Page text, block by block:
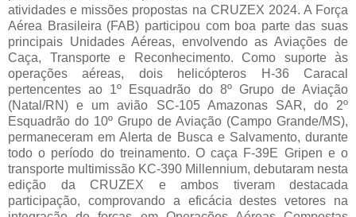
atividades e missões propostas na CRUZEX 2024. A Força
Aérea Brasileira (FAB) participou com boa parte das suas
principais Unidades Aéreas, envolvendo as Aviações de
Caça, Transporte e Reconhecimento. Como suporte às
operações aéreas, dois helicópteros H-36 Caracal
pertencentes ao 1º Esquadrão do 8º Grupo de Aviação
(Natal/RN) e um avião SC-105 Amazonas SAR, do 2º
Esquadrão do 10º Grupo de Aviação (Campo Grande/MS),
permaneceram em Alerta de Busca e Salvamento, durante
todo o período do treinamento. O caça F-39E Gripen e o
transporte multimissão KC-390 Millennium, debutaram nesta
edição da CRUZEX e ambos tiveram destacada
participação, comprovando a eficácia destes vetores na